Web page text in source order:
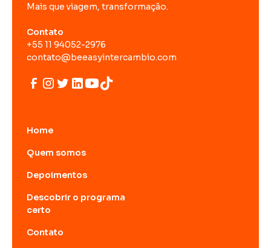
Mais que viagem, transformação.
Contato
+55 11 94052-2976
contato@beeasyintercambio.com
Home
Quem somos
Depoimentos
Descobrir o programa
certo
Contato